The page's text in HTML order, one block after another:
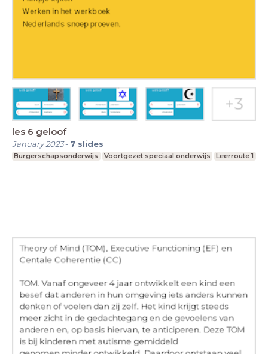
les 6 geloof
January 2023- 7 slides
Burgerschapsonderwijs Voortgezet speciaal onderwijs Leerroute 1